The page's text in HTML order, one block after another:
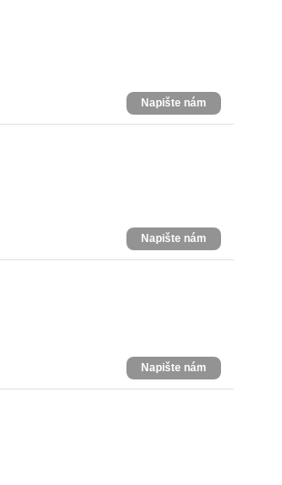
Napište nám
Napište nám
Napište nám